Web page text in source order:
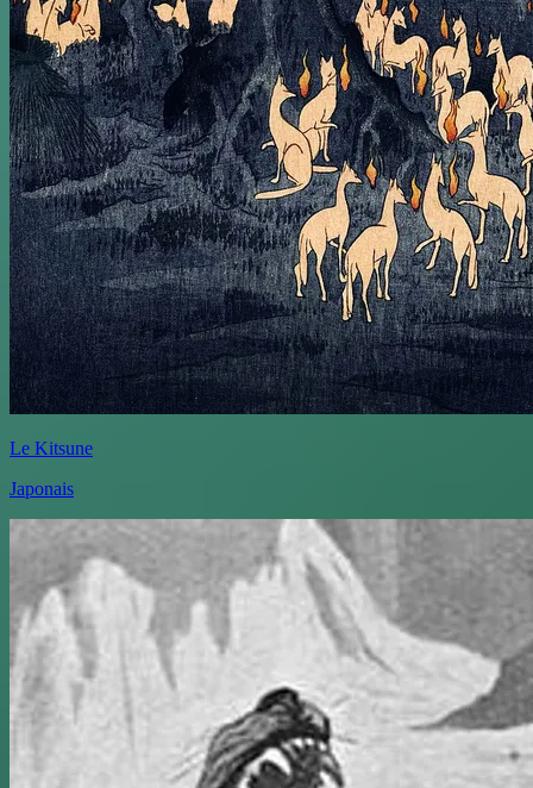
Le Kitsune
Japonais